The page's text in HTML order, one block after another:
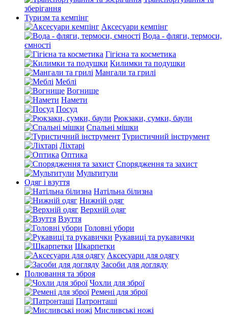
зберігання
Туризм та кемпінг
Аксесуари кемпінг
Вода - фляги, термоси,
ємності
Гігієна та косметика
Килимки та подушки
Мангали та грилі
Меблі
Вогнище
Намети
Посуд
Рюкзаки, сумки, баули
Спальні мішки
Туристичний інструмент
Ліхтарі
Оптика
Спорядження та захист
Мультитули
Одяг і взуття
Натільна білизна
Нижній одяг
Верхній одяг
Взуття
Головні убори
Рукавиці та рукавички
Шкарпетки
Аксесуари для одягу
Засоби для догляду
Полювання та зброя
Чохли для зброї
Ремені для зброї
Патронташі
Мисливські ножі